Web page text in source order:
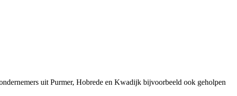
uit Purmer, Hobrede en Kwadijk bijvoorbeeld ook geholpen